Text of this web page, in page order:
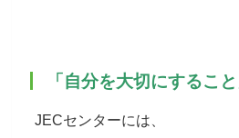
「自分を大切にするこ
JECセンターには、